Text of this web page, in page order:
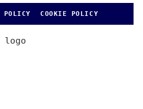
POLICY COOKIE POLICY